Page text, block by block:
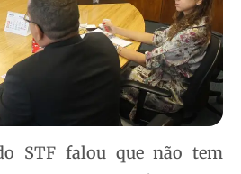
STF falou que não tem